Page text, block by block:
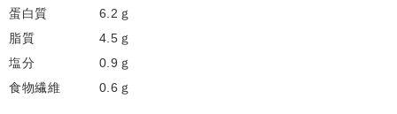
蛋白質 6.2ｇ
脂質 4.5ｇ
塩分 0.9ｇ
食物繊維 0.6ｇ